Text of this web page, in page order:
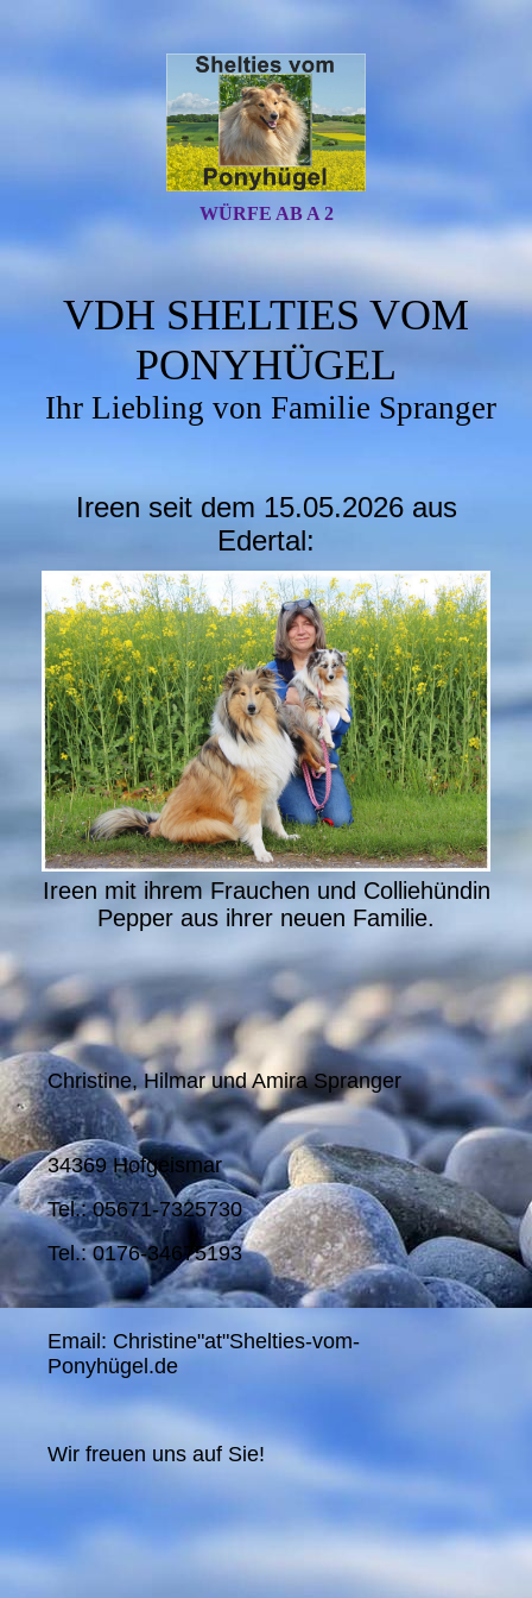
WÜRFE AB A 2
VDH SHELTIES VOM
PONYHÜGEL
Ihr Liebling von Familie Spranger
Ireen seit dem 15.05.2026 aus
Edertal:
Ireen mit ihrem Frauchen und Colliehündin
Pepper aus ihrer neuen Familie.
Christine, Hilmar und Amira Spranger
34369 Hofgeismar
Tel.: 05671-7325730
Tel.: 0176-34675193
Email: Christine"at"Shelties-vom-
Ponyhügel.de
Wir freuen uns auf Sie!